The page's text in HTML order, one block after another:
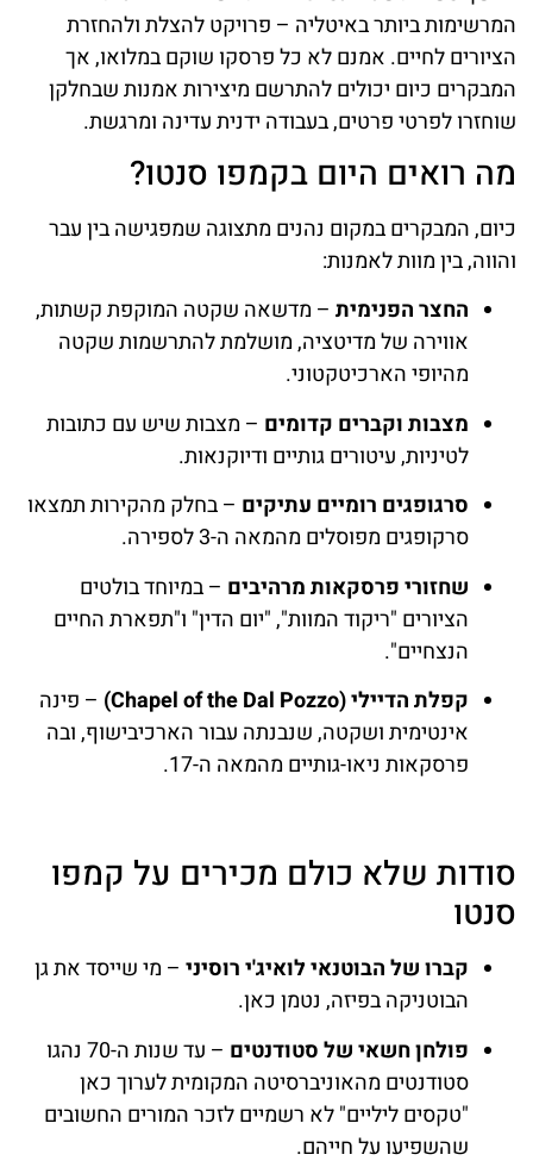
המרשימות ביותר באיטליה – פרויקט להצלת ולהחזרת
הציורים לחיים. אמנם לא כל פרסקו שוקם במלואו, אך
המבקרים כיום יכולים להתרשם מיצירות אמנות שבחלקן
שוחזרו לפרטי פרטים, בעבודה ידנית עדינה ומרגשת.
מה רואים היום בקמפו סנטו?
כיום, המבקרים במקום נהנים מתצוגה שמפגישה בין עבר
והווה, בין מוות לאמנות:
החצר הפנימית – מדשאה שקטה המוקפת קשתות,
אווירה של מדיטציה, מושלמת להתרשמות שקטה
מהיופי הארכיטקטוני.
מצבות וקברים קדומים – מצבות שיש עם כתובות
לטיניות, עיטורים גותיים ודיוקנאות.
סרגופגים רומיים עתיקים – בחלק מהקירות תמצאו
סרקופגים מפוסלים מהמאה ה-3 לספירה.
שחזורי פרסקאות מרהיבים – במיוחד בולטים
הציורים "ריקוד המוות", "יום הדין" ו"תפארת החיים
הנצחיים".
קפלת הדיילי (Chapel of the Dal Pozzo)
– פינה
אינטימית ושקטה, שנבנתה עבור הארכיבישוף, ובה
פרסקאות ניאו-גותיים מהמאה ה-17.
סודות שלא כולם מכירים על קמפו
סנטו
קברו של הבוטנאי לואיג'י רוסיני – מי שייסד את גן
הבוטניקה בפיזה, נטמן כאן.
פולחן חשאי של סטודנטים
– עד שנות ה-70 נהגו
סטודנטים מהאוניברסיטה המקומית לערוך כאן
"טקסים ליליים" לא רשמיים לזכר המורים החשובים
שהשפיעו על חייהם.